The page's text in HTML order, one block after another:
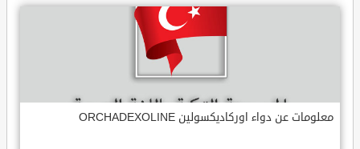
معلومات عن دواء اوركاديكسولين ORCHADEXOLINE